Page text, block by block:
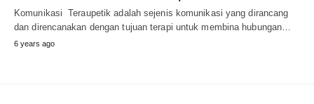
Komunikasi Teraupetik adalah sejenis komunikasi yang dirancang
dan direncanakan dengan tujuan terapi untuk membina hubungan…
6 years ago